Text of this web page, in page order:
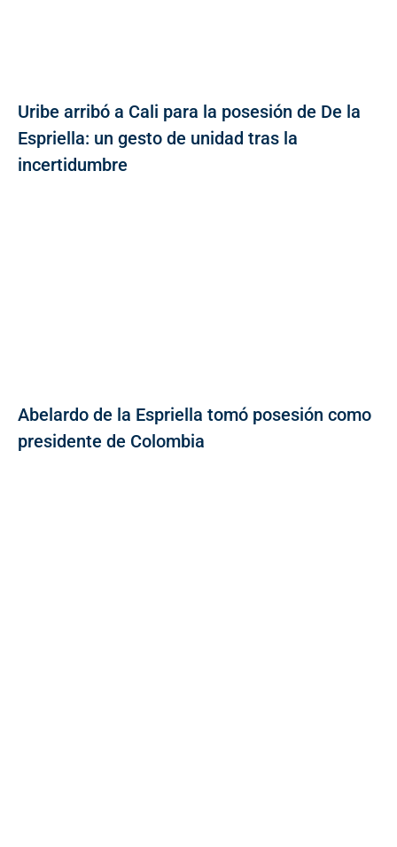
Uribe arribó a Cali para la posesión de De la
Espriella: un gesto de unidad tras la
incertidumbre
Abelardo de la Espriella tomó posesión como
presidente de Colombia